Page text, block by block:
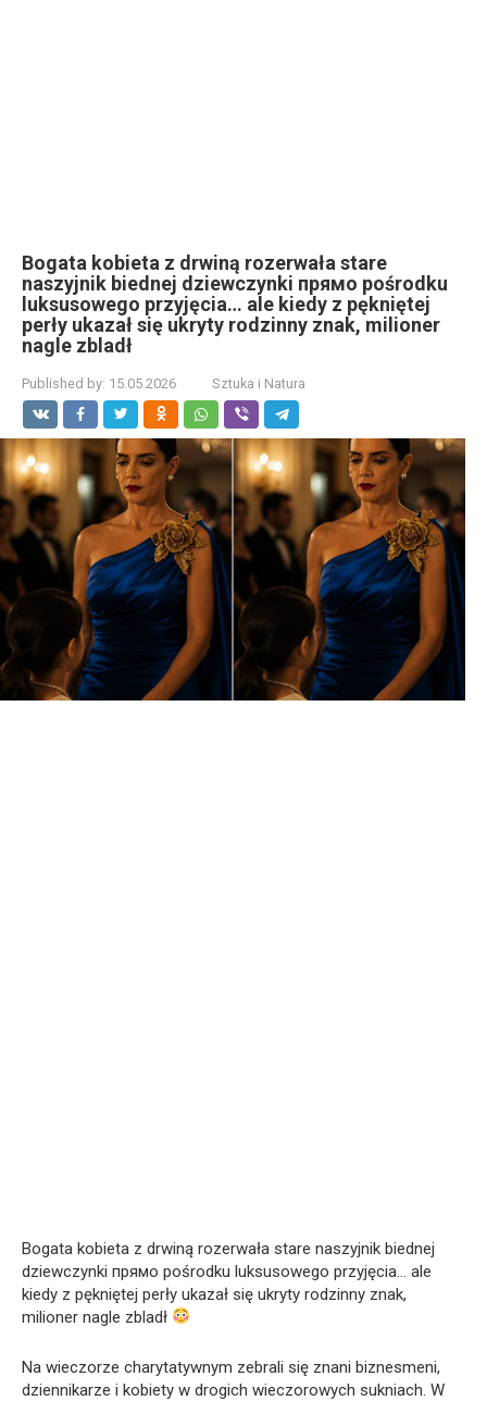
Bogata kobieta z drwiną rozerwała stare
naszyjnik biednej dziewczynki прямо pośrodku
luksusowego przyjęcia… ale kiedy z pękniętej
perły ukazał się ukryty rodzinny znak, milioner
nagle zbladł
Published by: 15.05.2026 Sztuka i Natura
Bogata kobieta z drwiną rozerwała stare naszyjnik biednej
dziewczynki прямо pośrodku luksusowego przyjęcia… ale
kiedy z pękniętej perły ukazał się ukryty rodzinny znak,
milioner nagle zbladł
Na wieczorze charytatywnym zebrali się znani biznesmeni,
dziennikarze i kobiety w drogich wieczorowych sukniach. W